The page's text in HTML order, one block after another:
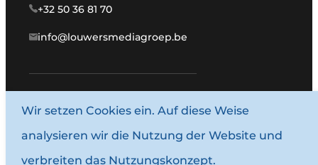
+32 50 36 81 70
info@louwersmediagroep.be
www.louwersmediagroep.com
© 1987–2026 Louwersmediagroep.
Allgemeine Bedingungen und Konditionen
Wir setzen Cookies ein. Auf diese Weise
analysieren wir die Nutzung der Website und
verbreiten das Nutzungskonzept.